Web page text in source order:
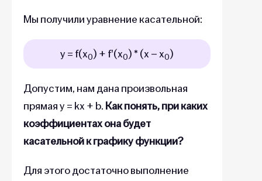
Мы получили уравнение касательной:
y = f(x0) + f'(x0) * (x – x0)
Допустим, нам дана произвольная
прямая y = kx + b. Как понять, при каких
коэффициентах она будет
касательной к графику функции?
Для этого достаточно выполнение